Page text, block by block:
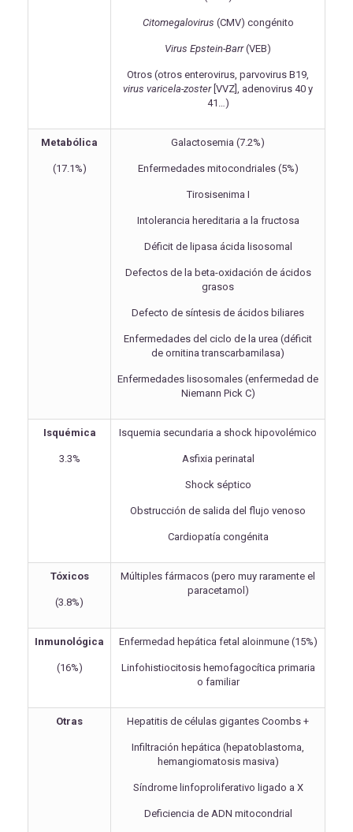
Citomegalovirus (CMV) congénito
Virus Epstein-Barr(VEB)
Otros (otros enterovirus, parvovirus B19,
virus varicela-zoster[VVZ], adenovirus 40 y
41…)
Metabólica
(17.1%)
Galactosemia (7.2%)
Enfermedades mitocondriales (5%)
Tirosisenima I
Intolerancia hereditaria a la fructosa
Déficit de lipasa ácida lisosomal
Defectos de la beta-oxidación de ácidos
grasos
Defecto de síntesis de ácidos biliares
Enfermedades del ciclo de la urea (déficit
de ornitina transcarbamilasa)
Enfermedades lisosomales (enfermedad de
Niemann Pick C)
Isquémica
3.3%
Isquemia secundaria a shock hipovolémico
Asfixia perinatal
Shock séptico
Obstrucción de salida del flujo venoso
Cardiopatía congénita
Tóxicos
(3.8%)
Múltiples fármacos (pero muy raramente el
paracetamol)
Inmunológica
(16%)
Enfermedad hepática fetal aloinmune (15%)
Linfohistiocitosis hemofagocítica primaria
o familiar
Otras Hepatitis de células gigantes Coombs +
Infiltración hepática (hepatoblastoma,
hemangiomatosis masiva)
Síndrome linfoproliferativo ligado a X
Deficiencia de ADN mitocondrial